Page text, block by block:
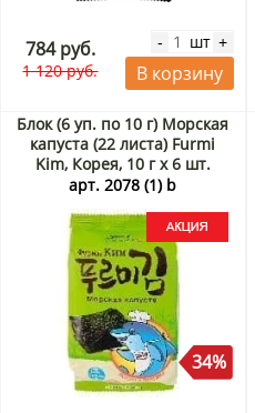
784 руб.
1 120 руб.
- шт +
В корзину
Блок (6 уп. по 10 г) Морская
капуста (22 листа) Furmi
Kim, Корея, 10 г х 6 шт.
Акция
арт. 2078 (1) b
34%